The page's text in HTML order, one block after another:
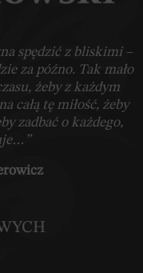
spędzić z bliskimi –
za późno. Tak mało
żeby z każdym
całą tę miłość, żeby
zadbać o każdego,